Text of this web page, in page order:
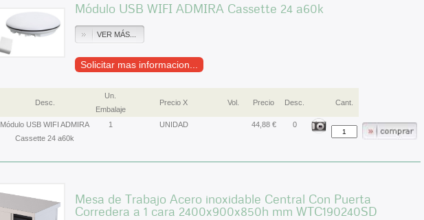
Módulo USB WIFI ADMIRA Cassette 24 a60k
VER MÁS...
Solicitar mas informacion...
Desc.
Un.
Embalaje
Precio X Vol. Precio Desc. Cant.
Módulo USB WIFI ADMIRA
Cassette 24 a60k
1 UNIDAD 44,88 € 0
Mesa de Trabajo Acero inoxidable Central Con Puerta
Corredera a 1 cara 2400x900x850h mm WTC190240SD